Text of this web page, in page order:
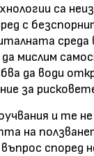
са
с
среда
мислим
да води
за
и те
на
според